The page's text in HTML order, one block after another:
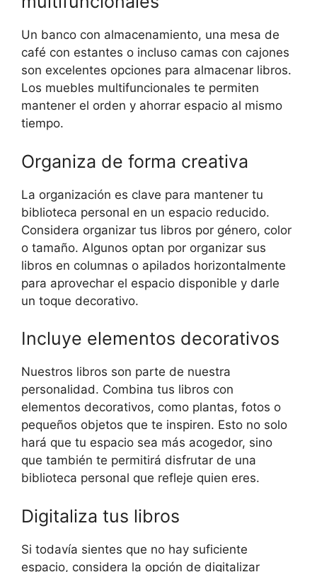
Un banco con almacenamiento, una mesa de
café con estantes o incluso camas con cajones
son excelentes opciones para almacenar libros.
Los muebles multifuncionales te permiten
mantener el orden y ahorrar espacio al mismo
tiempo.
Organiza de forma creativa
La organización es clave para mantener tu
biblioteca personal en un espacio reducido.
Considera organizar tus libros por género, color
o tamaño. Algunos optan por organizar sus
libros en columnas o apilados horizontalmente
para aprovechar el espacio disponible y darle
un toque decorativo.
Incluye elementos decorativos
Nuestros libros son parte de nuestra
personalidad. Combina tus libros con
elementos decorativos, como plantas, fotos o
pequeños objetos que te inspiren. Esto no solo
hará que tu espacio sea más acogedor, sino
que también te permitirá disfrutar de una
biblioteca personal que refleje quien eres.
Digitaliza tus libros
Si todavía sientes que no hay suficiente
espacio, considera la opción de digitalizar